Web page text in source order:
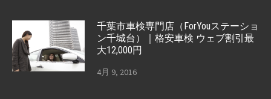
千葉市車検専門店（ForYouステーショ
ン千城台）｜格安車検 ウェブ割引最
大12,000円
4月 9, 2016